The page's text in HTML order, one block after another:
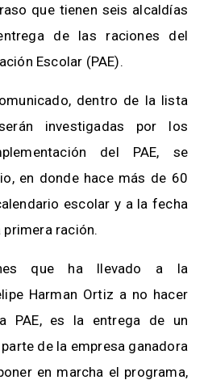
que tienen seis alcaldías
de las raciones del
Escolar (PAE).
dentro de la lista
investigadas por los
del PAE, se
en donde hace más de 60
escolar y a la fecha
ración.
que ha llevado a la
Harman Ortiz a no hacer
PAE, es la entrega de un
de la empresa ganadora
en marcha el programa,